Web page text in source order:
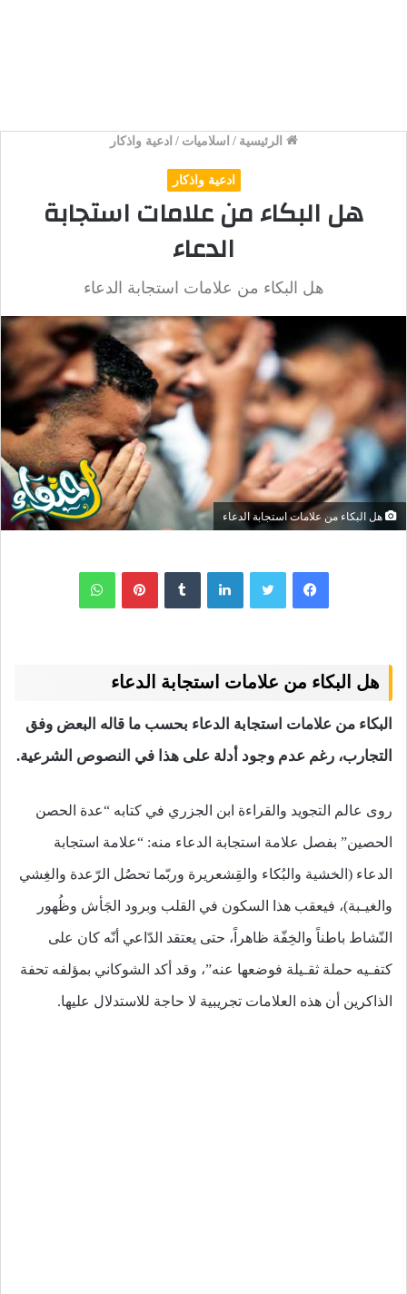
الرئيسية / اسلاميات / ادعية واذكار
ادعية واذكار
هل البكاء من علامات استجابة
الدعاء
هل البكاء من علامات استجابة الدعاء
هل البكاء من علامات استجابة الدعاء
لينكدإن ‏Tumblr بينتيريستواتساب
هل البكاء من علامات استجابة الدعاء
البكاء من علامات استجابة الدعاء بحسب ما قاله البعض وفق
التجارب، رغم عدم وجود أدلة على هذا في النصوص الشرعية.
روى عالم التجويد والقراءة ابن الجزري في كتابه “عدة الحصن
الحصين” بفصل علامة استجابة الدعاء منه: “علامة استجابة
الدعاء (الخشية والبُكاء والقِشعريرة وربّما تحصُل الرّعدة والغِشي
والغيـبة)، فيعقب هذا السكون في القلب وبرود الجَأش وظُهور
النّشاط باطناً والخِفّة ظاهراً، حتى يعتقد الدّاعي أنّه كان على
كتفـيه حملة ثقـيلة فوضعها عنه”، وقد أكد الشوكاني بمؤلفه تحفة
الذاكرين أن هذه العلامات تجريبية لا حاجة للاستدلال عليها.